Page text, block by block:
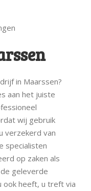
in Maarssen?
aan het juiste
wij gebruik
verzekerd van
specialisten
op zaken als
geleverde
ook heeft, u treft via